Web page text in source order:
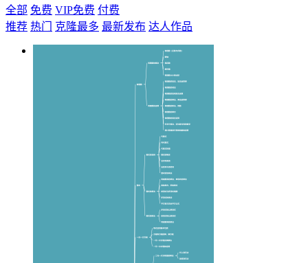
全部 免费 VIP免费 付费
推荐 热门 克隆最多 最新发布 达人作品